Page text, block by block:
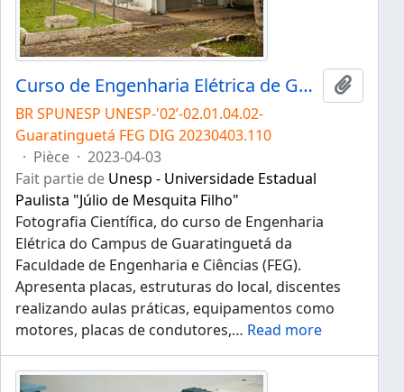
Curso de Engenharia Elétrica de Guaratinguetá
Ajouter
BR SPUNESP UNESP-'02’-02.01.04.02-
Guaratinguetá FEG DIG 20230403.110
· Pièce · 2023-04-03
Fait partie de Unesp - Universidade Estadual
Paulista "Júlio de Mesquita Filho"
Fotografia Científica, do curso de Engenharia
Elétrica do Campus de Guaratinguetá da
Faculdade de Engenharia e Ciências (FEG).
Apresenta placas, estruturas do local, discentes
realizando aulas práticas, equipamentos como
motores, placas de condutores,… Read more